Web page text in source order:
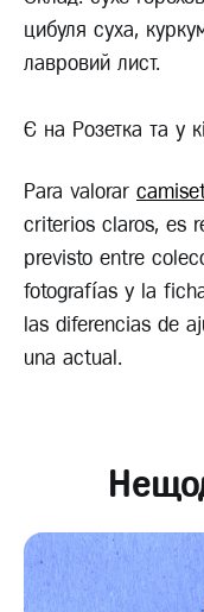
цибуля суха,
лавровий лист.
Є на Розетка та у
Para valorar
criterios claros, es
previsto entre
fotografías y la
las diferencias de
una actual.